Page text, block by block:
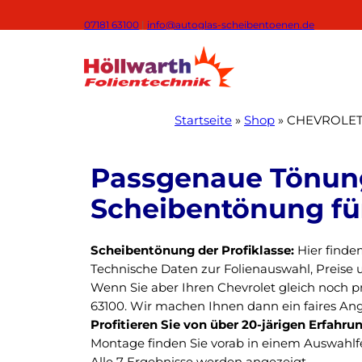
Inhalt
07181 63100 | info@autoglas-scheibentoenen.de
Startseite » Shop »
W
ä
h
l
Scheibentönung der Profiklasse: Hier
Technische Daten zur Folienauswahl,
Wenn Sie aber Ihren Chevrolet gleich noch
63100. Wir machen Ihnen dann ein faires
Profitieren Sie von über 20-järigen
Montage finden Sie vorab in einem